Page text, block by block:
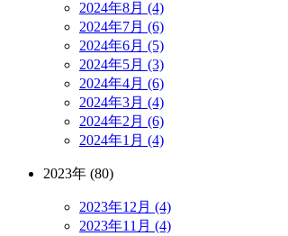
2024年8月 (4)
2024年7月 (6)
2024年6月 (5)
2024年5月 (3)
2024年4月 (6)
2024年3月 (4)
2024年2月 (6)
2024年1月 (4)
2023年 (80)
2023年12月 (4)
2023年11月 (4)